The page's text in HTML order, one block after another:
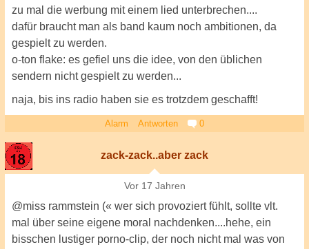
zu mal die werbung mit einem lied unterbrechen....
dafür braucht man als band kaum noch ambitionen, da
gespielt zu werden.
o-ton flake: es gefiel uns die idee, von den üblichen
sendern nicht gespielt zu werden...
naja, bis ins radio haben sie es trotzdem geschafft!
Alarm Antworten 0
zack-zack..aber zack
Vor 17 Jahren
@miss rammstein (« wer sich provoziert fühlt, sollte vlt.
mal über seine eigene moral nachdenken....hehe, ein
bisschen lustiger porno-clip, der noch nicht mal was von